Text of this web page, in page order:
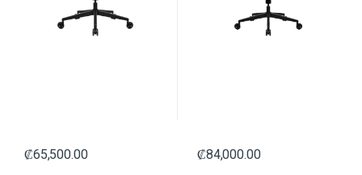
₡65,500.00 ₡84,000.00